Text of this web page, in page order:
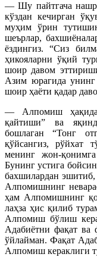
— Шу пайтгача нашр
кўздан кечирган
муҳим ўрин
шеърлар,
ёздингиз. “Сиз
ҳикояларни ўқий
шоир давом
Азим юрагида
шоир ҳаёти қадар
— Алпомиш
қайтиши” ва
бошлаган “Тонг
қўйсангиз, рўйхат
менинг жон-
Бунинг устига
бахшилардан
Алпомишнинг
ҳам Алпомишнинг
лаҳза ҳис қилиб
Алпомиш бўлиш
Адабиётни фақат ва
ўйлайман. Фақат
Алпомиш кераклиги